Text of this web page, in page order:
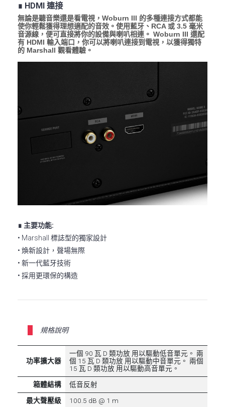
∎ HDMI 連接
無論是聽音樂還是看電視，Woburn III 的多種連接方式都能
使你輕鬆獲得理想適配的音效。使用藍牙、RCA 或 3.5 毫米
音源線，便可直接將你的設備與喇叭相連。 Woburn III 還配
有 HDMI 輸入端口，你可以將喇叭連接到電視，以獲得獨特
的 Marshall 觀看體驗。
∎ 主要功能:
• Marshall 標誌型的獨家設計
• 煥新設計，聲場無際
• 新一代藍牙技術
• 採用更環保的構造
規格說明
功率擴大器
一個 90 瓦 D 類功放 用以驅動低音單元。 兩
個 15 瓦 D 類功放 用以驅動中音單元。 兩個
15 瓦 D 類功放 用以驅動高音單元。
箱體結構
低音反射
最大聲壓級
100.5 dB @ 1 m